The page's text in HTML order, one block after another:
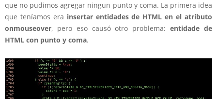
que no pudimos agregar ningun punto y coma. La primera idea
que teníamos era insertar entidades de HTML en el atributo
onmouseover, pero eso causó otro problema:entidade de
HTML con punto y coma.